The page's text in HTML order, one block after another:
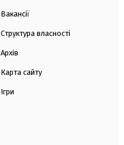
Вакансії
Структура власності
Архів
Карта сайту
Ігри